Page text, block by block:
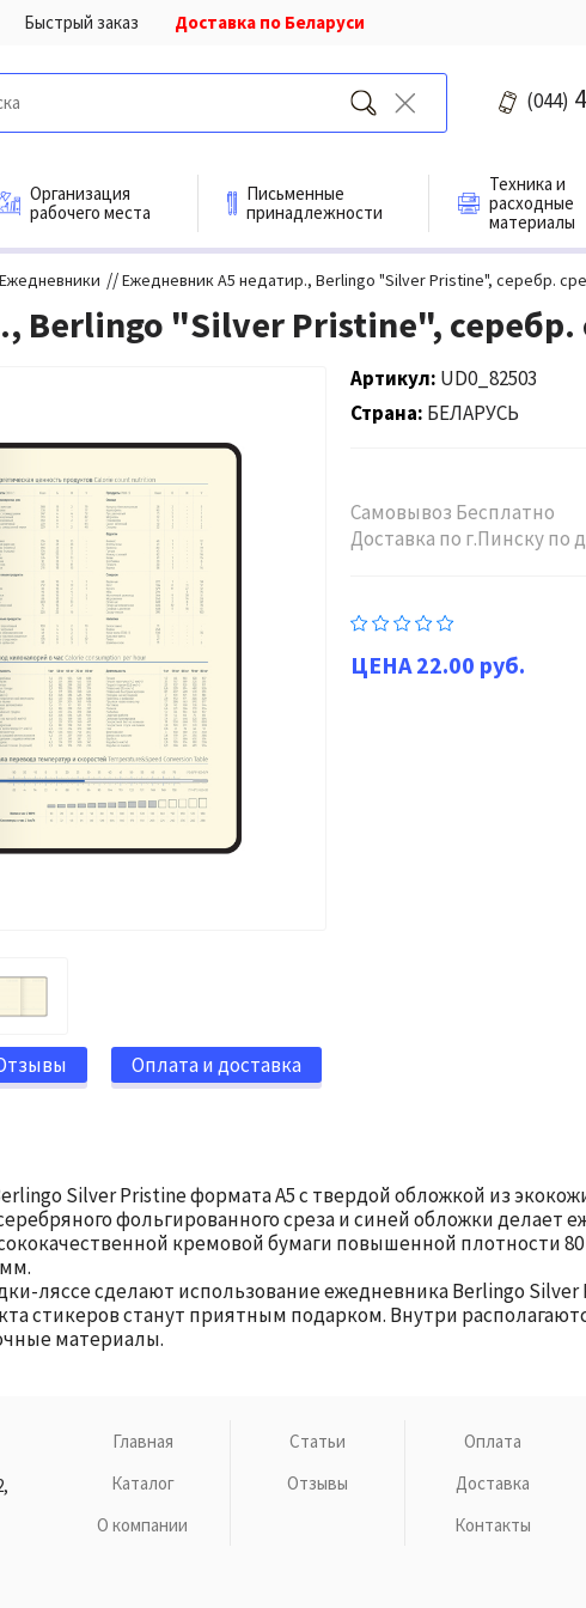
Быстрый заказ Доставка по Беларуси
(044)
Организация
рабочего места
Письменные
принадлежности
Техника и
расходные
материалы
Ежедневники //Ежедневник А5 недатир., Berlingo "Silver Pristine", серебр.
Berlingo "Silver Pristine", серебр.
Артикул UD0_82503
Страна БЕЛАРУСЬ
Самовывоз Бесплатно
Доставка по г.Пинску по
22.00 руб.
Оплата и доставка
Silver Pristine формата А5 с твердой обложкой из
фольгированного среза и синей обложки делает
кремовой бумаги повышенной плотности
ляссе сделают использование ежедневника Berlingo
стикеров станут приятным подарком. Внутри
материалы.
Главная
Каталог
О компании
Статьи
Отзывы
Оплата
Доставка
Контакты